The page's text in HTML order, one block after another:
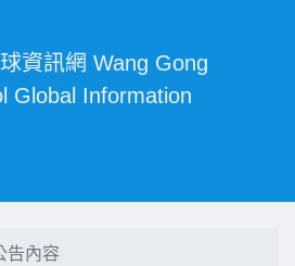
資訊網 Wang Gong
Global Information
告內容